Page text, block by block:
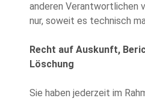
anderen Verantwortlichen
nur, soweit es technisch
Recht auf Auskunft,
Löschung
Sie haben jederzeit im